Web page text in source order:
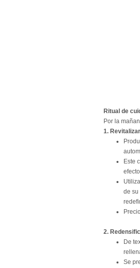
Ritual de
Por la
1.
Este
de su
2.
De
Se